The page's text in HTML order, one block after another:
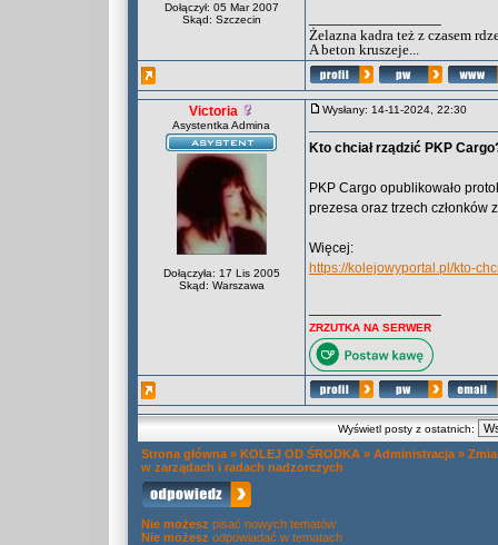
Dołączył: 05 Mar 2007
Skąd: Szczecin
Żelazna kadra też z czasem
A beton kruszeje...
Victoria
Asystentka Admina
Dołączyła: 17 Lis 2005
Skąd: Warszawa
Wysłany: 14-11-2024, 22:30
Kto chciał rządzić PKP
PKP Cargo opublikowało
prezesa oraz trzech członków
Więcej:
https://kolejowyportal.pl/kto-
ZRZUTKA NA SERWER
Wyświetl posty z ostatnich:
Strona główna » KOLEJ OD ŚRODKA » Administracja »
w zarządach i radach nadzorczych
Nie możesz pisać nowych tematów
Nie możesz odpowiadać w tematach